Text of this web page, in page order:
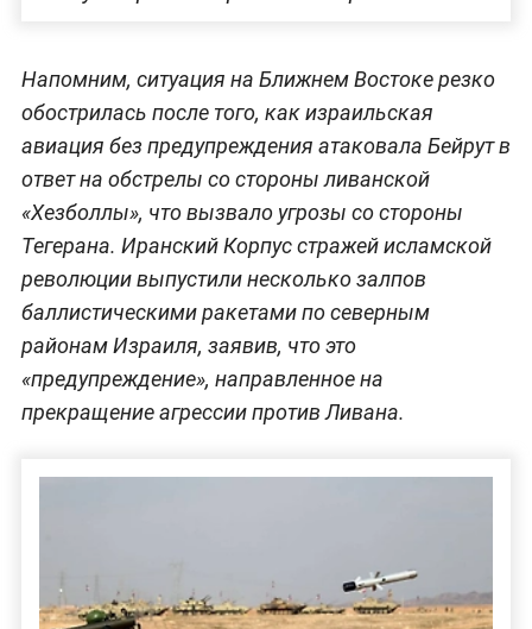
Напомним, ситуация на Ближнем Востоке резко
обострилась после того, как израильская
авиация без предупреждения атаковала Бейрут в
ответ на обстрелы со стороны ливанской
«Хезболлы», что вызвало угрозы со стороны
Тегерана. Иранский Корпус стражей исламской
революции выпустили несколько залпов
баллистическими ракетами по северным
районам Израиля, заявив, что это
«предупреждение», направленное на
прекращение агрессии против Ливана.